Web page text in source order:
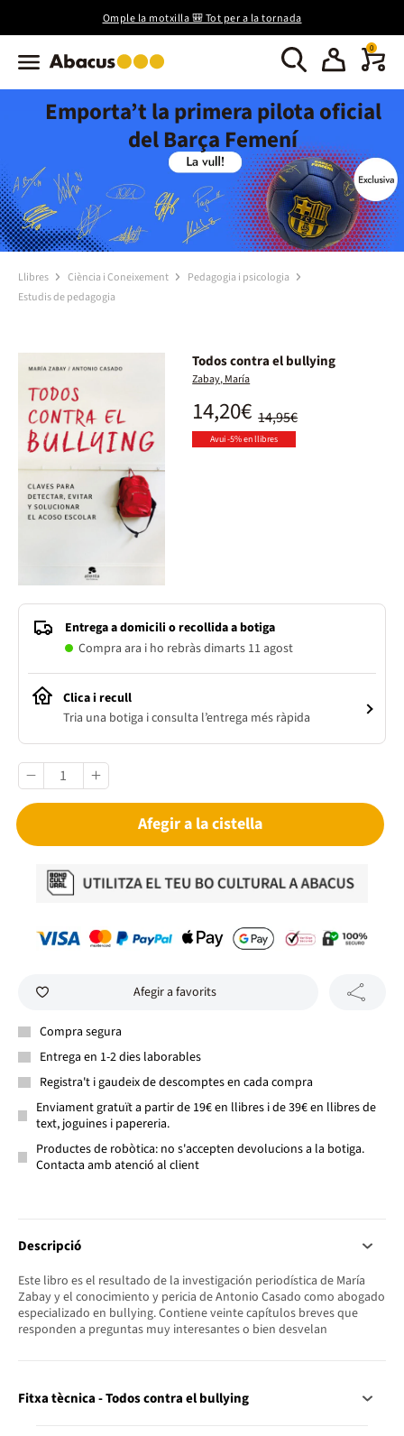
Omple la motxilla 🎒 Tot per a la tornada
0
Emporta’t la primera pilota oficial
del Barça Femení
Llibres Ciència i Coneixement
Pedagogia i psicologia
Estudis de pedagogia
Todos contra el bullying
Zabay, María
14,95€
14,20€
Avui -5% en llibres
Entrega a domicili o recollida a botiga
Compra ara i ho rebràs dimarts 11 agost
Clica i recull
Tria una botiga i consulta l’entrega més ràpida
Afegir a la cistella
Afegir a favorits
Compra segura
Entrega en 1-2 dies laborables
Registra't i gaudeix de descomptes en cada compra
Enviament gratuït a partir de 19€ en llibres i de 39€ en llibres de
text, joguines i papereria.
Productes de robòtica: no s'accepten devolucions a la botiga.
Contacta amb atenció al client
Descripció
Este libro es el resultado de la investigación periodística de María
Zabay y el conocimiento y pericia de Antonio Casado como abogado
especializado en bullying. Contiene veinte capítulos breves que
responden a preguntas muy interesantes o bien desvelan
Fitxa tècnica - Todos contra el bullying